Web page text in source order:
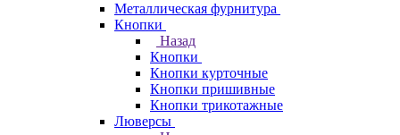
Металлическая фурнитура
Кнопки
Назад
Кнопки
Кнопки курточные
Кнопки пришивные
Кнопки трикотажные
Люверсы